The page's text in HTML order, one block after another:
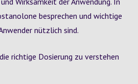
besprechen und wichtige
nützlich sind.
richtige Dosierung zu verstehen